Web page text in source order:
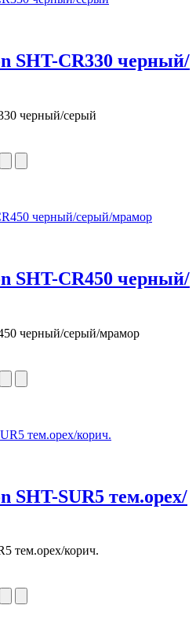
SHT-CR330 черный/
черный/серый
SHT-CR450 черный/
черный/серый/мрамор
SHT-SUR5 тем.орех/
тем.орех/корич.